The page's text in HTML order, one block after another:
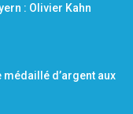
: Olivier Kahn
d’argent aux